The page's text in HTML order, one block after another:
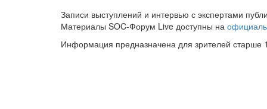
Записи выступлений и интервью с экспертами
Материалы SOC-Форум Live доступны на
Информация предназначена для зрителей старше